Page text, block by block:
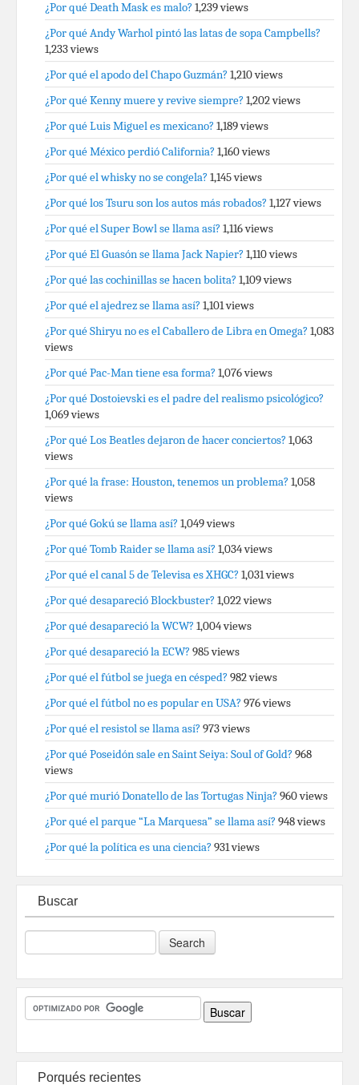
¿Por qué Death Mask es malo? 1,239 views
¿Por qué Andy Warhol pintó las latas de sopa Campbells?
1,233 views
¿Por qué el apodo del Chapo Guzmán? 1,210 views
¿Por qué Kenny muere y revive siempre? 1,202 views
¿Por qué Luis Miguel es mexicano? 1,189 views
¿Por qué México perdió California? 1,160 views
¿Por qué el whisky no se congela? 1,145 views
¿Por qué los Tsuru son los autos más robados? 1,127 views
¿Por qué el Super Bowl se llama así? 1,116 views
¿Por qué El Guasón se llama Jack Napier? 1,110 views
¿Por qué las cochinillas se hacen bolita? 1,109 views
¿Por qué el ajedrez se llama así? 1,101 views
¿Por qué Shiryu no es el Caballero de Libra en Omega? 1,083
views
¿Por qué Pac-Man tiene esa forma? 1,076 views
¿Por qué Dostoievski es el padre del realismo psicológico?
1,069 views
¿Por qué Los Beatles dejaron de hacer conciertos? 1,063
views
¿Por qué la frase: Houston, tenemos un problema? 1,058
views
¿Por qué Gokú se llama así? 1,049 views
¿Por qué Tomb Raider se llama así? 1,034 views
¿Por qué el canal 5 de Televisa es XHGC? 1,031 views
¿Por qué desapareció Blockbuster? 1,022 views
¿Por qué desapareció la WCW? 1,004 views
¿Por qué desapareció la ECW? 985 views
¿Por qué el fútbol se juega en césped? 982 views
¿Por qué el fútbol no es popular en USA? 976 views
¿Por qué el resistol se llama así? 973 views
¿Por qué Poseidón sale en Saint Seiya: Soul of Gold? 968
views
¿Por qué murió Donatello de las Tortugas Ninja? 960 views
¿Por qué el parque “La Marquesa” se llama así? 948 views
¿Por qué la política es una ciencia? 931 views
Buscar
Porqués recientes